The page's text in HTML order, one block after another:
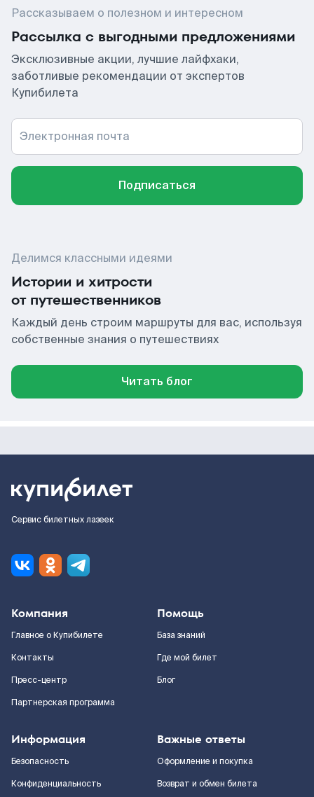
Рассказываем о полезном и интересном
Рассылка с выгодными предложениями
Эксклюзивные акции, лучшие лайфхаки,
заботливые рекомендации от экспертов
Купибилета
Электронная почта
Подписаться
Делимся классными идеями
Истории и хитрости
от путешественников
Каждый день строим маршруты для вас, используя
собственные знания о путешествиях
Читать блог
Сервис билетных лазеек
Компания
Главное о Купибилете
Контакты
Пресс-центр
Партнерская программа
Помощь
База знаний
Где мой билет
Блог
Информация
Безопасность
Конфиденциальность
Важные ответы
Оформление и покупка
Возврат и обмен билета